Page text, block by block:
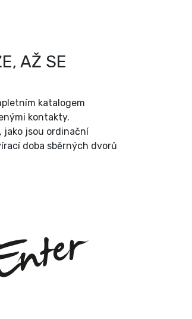
AŽ SE
katalogem
kontakty.
jako jsou ordinační
doba sběrných dvorů